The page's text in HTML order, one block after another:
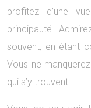
profitez d’une
principauté.
souvent, en étant
Vous ne
qui s’y trouvent.